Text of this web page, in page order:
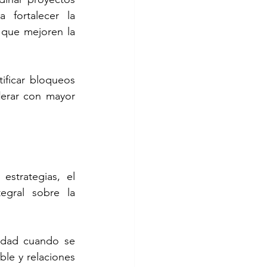
fortalecer la
mejoren la
bloqueos
con mayor
el
sobre la
cuando se
y relaciones